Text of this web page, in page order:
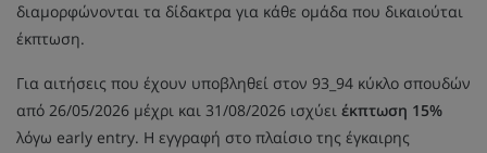
διαμορφώνονται τα δίδακτρα για κάθε ομάδα που δικαιούται
έκπτωση.
Για αιτήσεις που έχουν υποβληθεί στον 93_94 κύκλο σπουδών
από 26/05/2026 μέχρι και 31/08/2026 ισχύει έκπτωση 15%
λόγω early entry. Η εγγραφή στο πλαίσιο της έγκαιρης